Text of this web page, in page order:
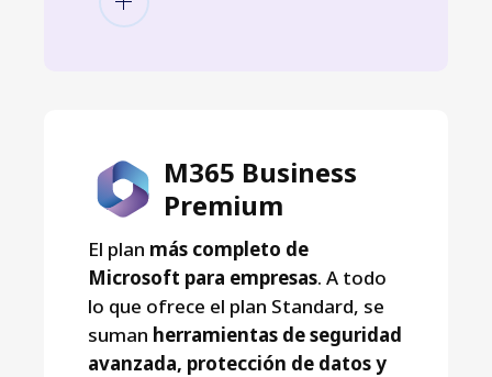
M365 Business
Premium
El plan más completo de
Microsoft para empresas. A todo
lo que ofrece el plan Standard, se
suman herramientas de seguridad
avanzada, protección de datos y